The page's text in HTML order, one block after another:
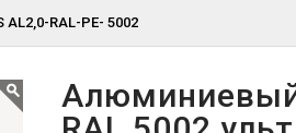
RAL-PE- 5002